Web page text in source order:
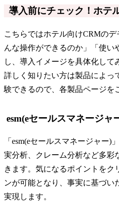
導入前にチェック！ホテ
こちらではホテル向けCRMの
んな操作ができるのか」「使い
し、導入イメージを具体化して
詳しく知りたい方は製品によっ
験できるので、各製品ページを
esm(eセールスマネージャ
「esm(eセールスマネージャー
実分析、クレーム分析など多彩
きます。気になるポイントをク
ンが可能となり、事実に基づい
実現します。